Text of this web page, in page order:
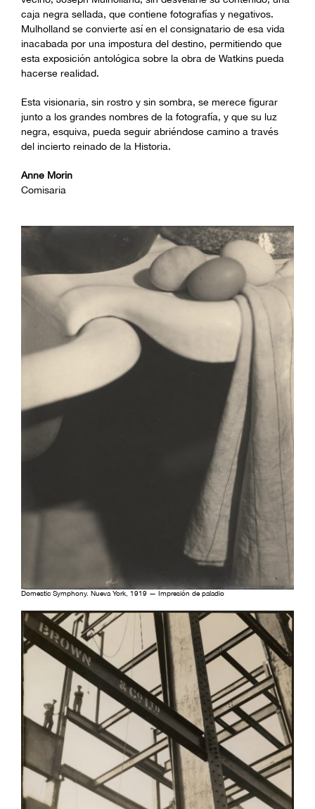
caja negra sellada, que contiene fotografías y negativos.
Mulholland se convierte así en el consignatario de esa vida
inacabada por una impostura del destino, permitiendo que
esta exposición antológica sobre la obra de Watkins pueda
hacerse realidad.
Esta visionaria, sin rostro y sin sombra, se merece figurar
junto a los grandes nombres de la fotografía, y que su luz
negra, esquiva, pueda seguir abriéndose camino a través
del incierto reinado de la Historia.
Anne Morin
Comisaria
Domestic Symphony. Nueva York, 1919 — Impresión de paladio